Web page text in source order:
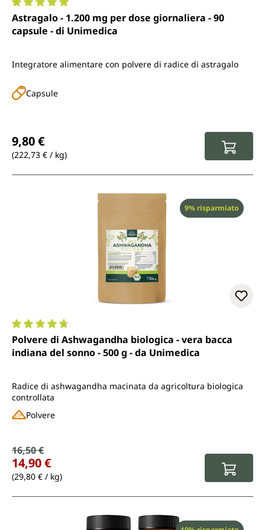
Valutazione media di 5 su 5 stelle
Astragalo - 1.200 mg per dose giornaliera - 90
capsule - di Unimedica
Integratore alimentare con polvere di radice di astragalo
Capsule
9,80 €
(222,73 € / kg)
Sconto
9% risparmiato
Valutazione media di 4.7 su 5 stelle
Polvere di Ashwagandha biologica - vera bacca
indiana del sonno - 500 g - da Unimedica
Radice di ashwagandha macinata da agricoltura biologica
controllata
Polvere
Prezzo di vendita:
Prezzo normale:
16,50 €
14,90 €
(29,80 € / kg)